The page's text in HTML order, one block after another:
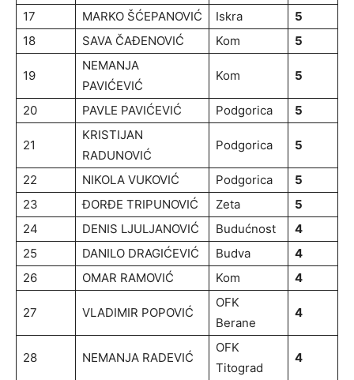
17 MARKO ŠĆEPANOVIĆ Iskra
5
18
SAVA ČAĐENOVIĆ Kom 5
19
NEMANJA
PAVIĆEVIĆ
Kom 5
20 PAVLE PAVIĆEVIĆ Podgorica 5
21
KRISTIJAN
RADUNOVIĆ
Podgorica 5
22 NIKOLA VUKOVIĆ Podgorica
5
23
ĐORĐE TRIPUNOVIĆ Zeta
5
24
DENIS LJULJANOVIĆ Budućnost
4
25
DANILO DRAGIĆEVIĆ Budva
4
26
OMAR RAMOVIĆ Kom 4
27 VLADIMIR POPOVIĆ
OFK
Berane
4
28 NEMANJA RADEVIĆ
OFK
Titograd
4